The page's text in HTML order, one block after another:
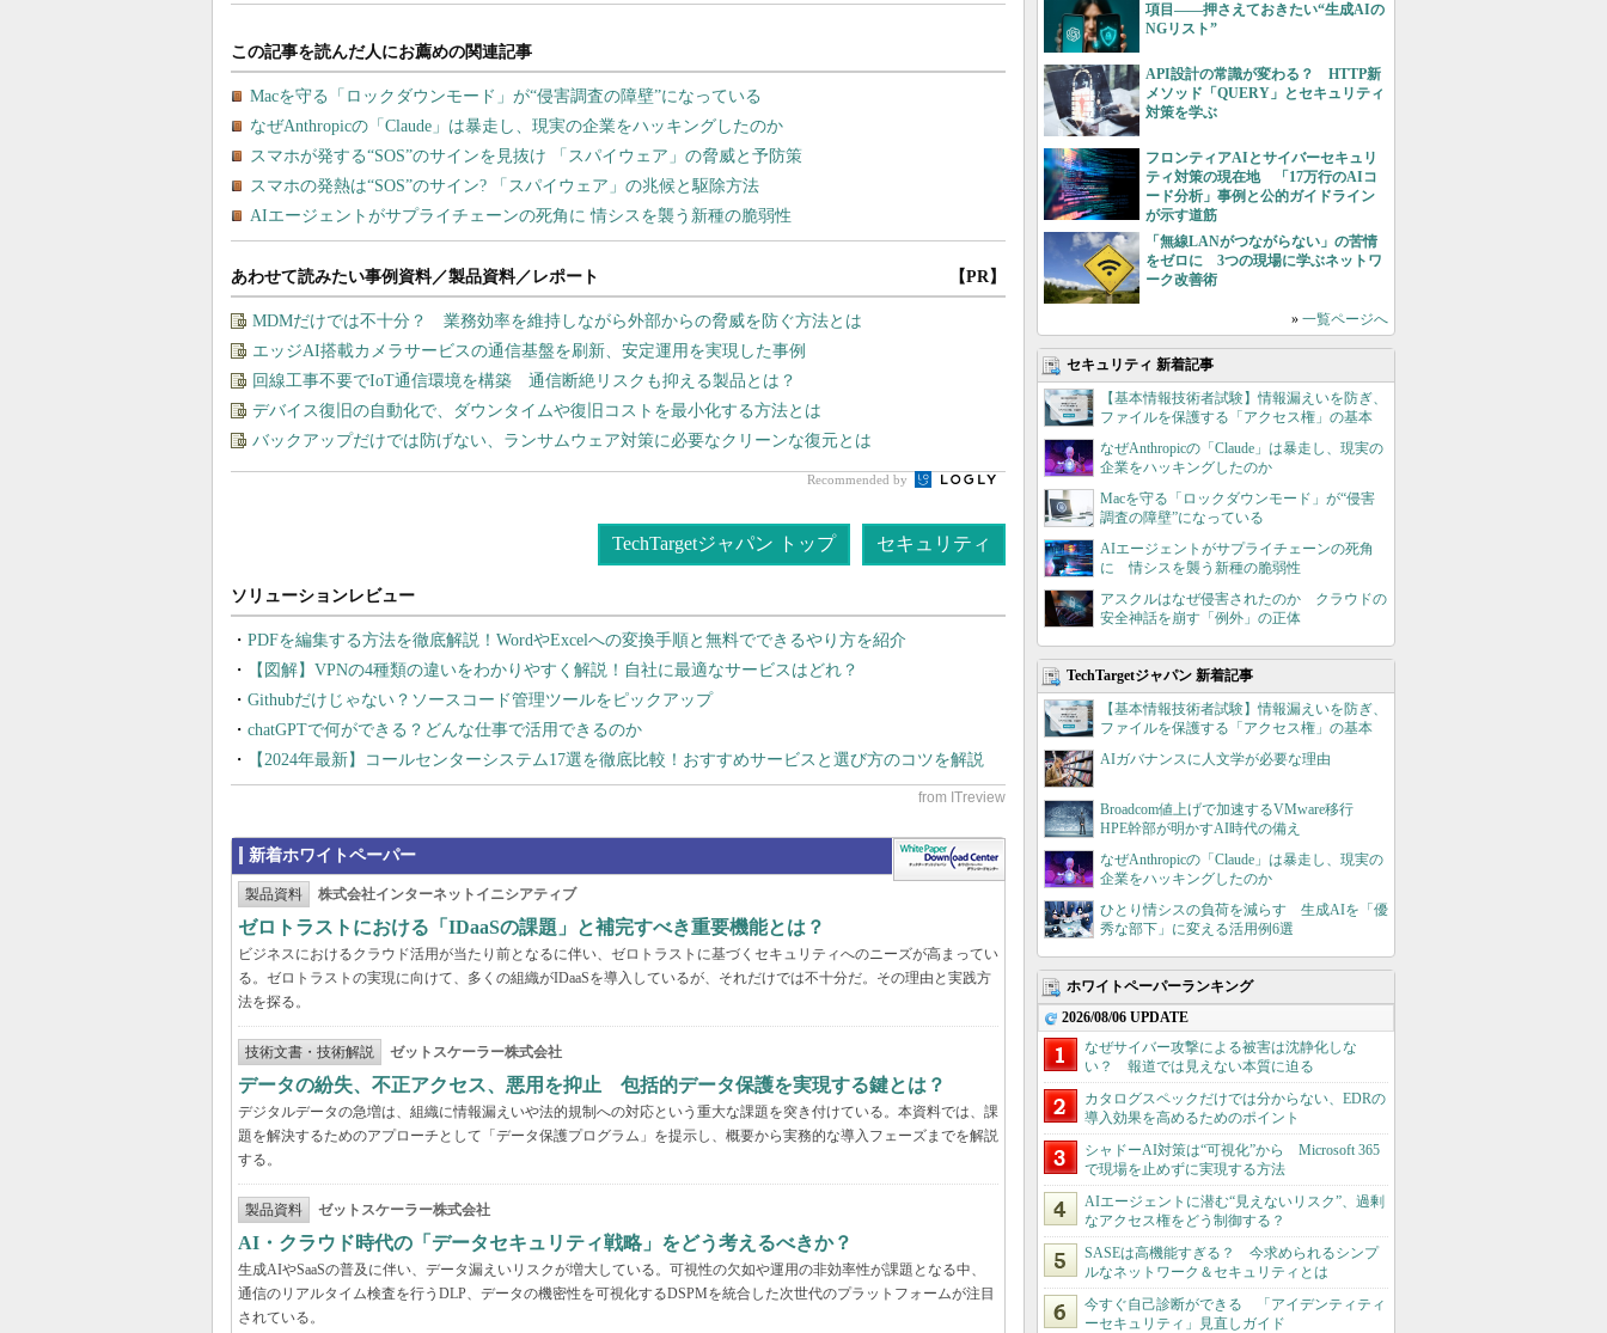
あわせて読みたい事例資料／製品資料／レポート 【PR】
MDMだけでは不十分？ 業務効率を維持しながら外部からの脅威を防ぐ方法とは
エッジAI搭載カメラサービスの通信基盤を刷新、安定運用を実現した事例
回線工事不要でIoT通信環境を構築 通信断絶リスクも抑える製品とは？
デバイス復旧の自動化で、ダウンタイムや復旧コストを最小化する方法とは
バックアップだけでは防げない、ランサムウェア対策に必要なクリーンな復元とは
Recommended by
TechTargetジャパン トップ セキュリティ
PDFを編集する方法を徹底解説！WordやExcelへの変換手順と無料でできるやり方を紹介
【図解】VPNの4種類の違いをわかりやすく解説！自社に最適なサービスはどれ？
Githubだけじゃない？ソースコード管理ツールをピックアップ
chatGPTで何ができる？どんな仕事で活用できるのか
【2024年最新】コールセンターシステム17選を徹底比較！おすすめサービスと選び方のコツを解説
新着ホワイトペーパー
製品資料 株式会社インターネットイニシアティブ
ゼロトラストにおける「IDaaSの課題」と補完すべき重要機能とは？
ビジネスにおけるクラウド活用が当たり前となるに伴い、ゼロトラストに基づくセキュリティへのニーズが高まってい
る。ゼロトラストの実現に向けて、多くの組織がIDaaSを導入しているが、それだけでは不十分だ。その理由と実践方
法を探る。
技術文書・技術解説 ゼットスケーラー株式会社
データの紛失、不正アクセス、悪用を抑止 包括的データ保護を実現する鍵とは？
デジタルデータの急増は、組織に情報漏えいや法的規制への対応という重大な課題を突き付けている。本資料では、課
題を解決するためのアプローチとして「データ保護プログラム」を提示し、概要から実務的な導入フェーズまでを解説
する。
製品資料 ゼットスケーラー株式会社
AI・クラウド時代の「データセキュリティ戦略」をどう考えるべきか？
生成AIやSaaSの普及に伴い、データ漏えいリスクが増大している。可視性の欠如や運用の非効率性が課題となる中、
通信のリアルタイム検査を行うDLP、データの機密性を可視化するDSPMを統合した次世代のプラットフォームが注目
されている。
項目――押さえておきたい“生成AIの
NGリスト”
API設計の常識が変わる？ HTTP新
メソッド「QUERY」とセキュリティ
対策を学ぶ
フロンティアAIとサイバーセキュリ
ティ対策の現在地 「17万行のAIコ
ード分析」事例と公的ガイドライン
が示す道筋
「無線LANがつながらない」の苦情
をゼロに 3つの現場に学ぶネットワ
ーク改善術
» 一覧ページへ
セキュリティ 新着記事
【基本情報技術者試験】情報漏えいを防ぎ、
ファイルを保護する「アクセス権」の基本
なぜAnthropicの「Claude」は暴走し、現実の
企業をハッキングしたのか
Macを守る「ロックダウンモード」が“侵害
調査の障壁”になっている
AIエージェントがサプライチェーンの死角
に 情シスを襲う新種の脆弱性
アスクルはなぜ侵害されたのか クラウドの
安全神話を崩す「例外」の正体
TechTargetジャパン 新着記事
【基本情報技術者試験】情報漏えいを防ぎ、
ファイルを保護する「アクセス権」の基本
AIガバナンスに人文学が必要な理由
Broadcom値上げで加速するVMware移行
HPE幹部が明かすAI時代の備え
なぜAnthropicの「Claude」は暴走し、現実の
企業をハッキングしたのか
ひとり情シスの負荷を減らす 生成AIを「優
秀な部下」に変える活用例6選
ホワイトペーパーランキング
2026/08/06 UPDATE
なぜサイバー攻撃による被害は沈静化しな
い？ 報道では見えない本質に迫る
カタログスペックだけでは分からない、EDRの
導入効果を高めるためのポイント
シャドーAI対策は“可視化”から Microsoft 365
で現場を止めずに実現する方法
AIエージェントに潜む“見えないリスク”、過剰
なアクセス権をどう制御する？
SASEは高機能すぎる？ 今求められるシンプ
ルなネットワーク＆セキュリティとは
今すぐ自己診断ができる 「アイデンティティ
ーセキュリティ」見直しガイド